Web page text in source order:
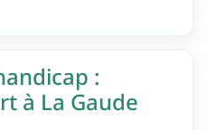
:
à La Gaude